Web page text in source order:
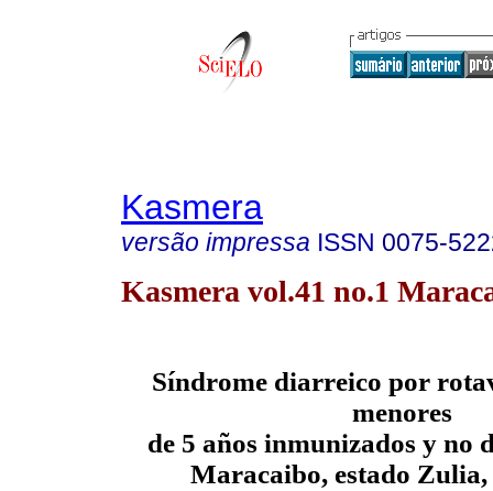
Kasmera
versão impressa ISSN 0075-
Kasmera vol.41 no.1
Síndrome diarreico por
menores
de 5 años inmunizados y no
Maracaibo, estado Zulia,